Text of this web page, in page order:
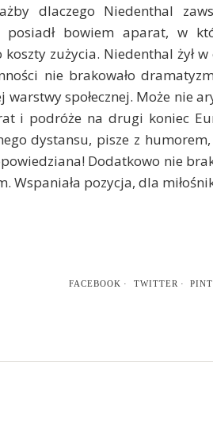
dlaczego Niedenthal
posiadł bowiem aparat, w
koszty zużycia. Niedenthal żył
nie brakowało
społecznej. Może nie
i podróże na drugi koniec
dystansu, pisze z
Dodatkowo nie
Wspaniała pozycja, dla
FACEBOOK TWITTER